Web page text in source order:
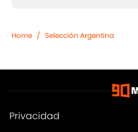
Home / Selección Argentina
Privacidad